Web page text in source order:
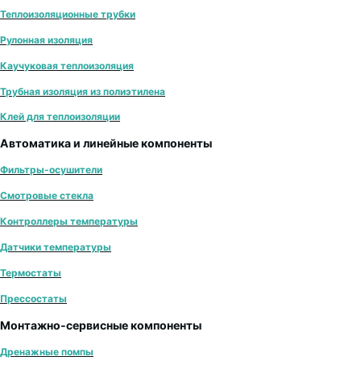
Теплоизоляционные трубки
Рулонная изоляция
Каучуковая теплоизоляция
Трубная изоляция из полиэтилена
Клей для теплоизоляции
Автоматика и линейные компоненты
Фильтры-осушители
Смотровые стекла
Контроллеры температуры
Датчики температуры
Термостаты
Прессостаты
Монтажно‑сервисные компоненты
Дренажные помпы